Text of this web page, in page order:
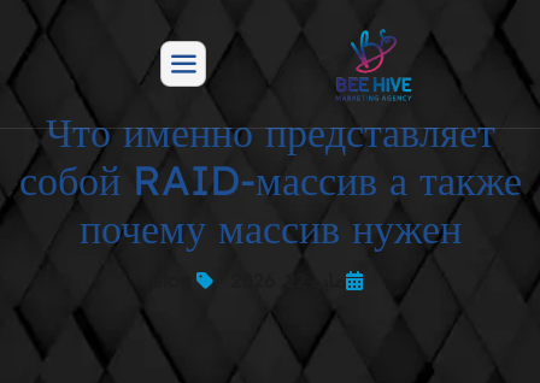
Что именно представляет
собой RAID-массив а также
почему массив нужен